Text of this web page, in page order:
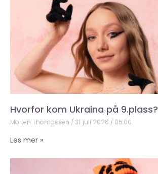
Hvorfor kom Ukraina på 9.plass?
Morten Thomassen 31. juli 2026 05:00
Les mer »